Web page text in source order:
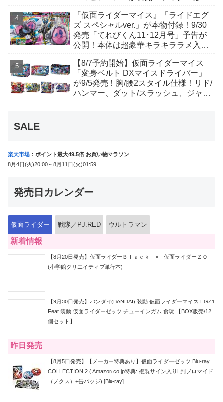
『仮面ライダーマイス』「ライドエグ
ズ スペシャルver.」が本物付録！9/30
発売「てれびくん11･12月号」予告が
公開！本体は超豪華キラキララメ入
音声が！
【8/7予約開始】仮面ライダーマイス
「変身ベルト DXマイスドライバー」
が9/5発売！胸/腰2スタイル仕様！リド/
ハンマー、ダット/スラッシュ、ジャ
SALE
楽天市場 ：ポイント最大49.5倍 お買い物マラソン
8月4日(火)20:00～8月11日(火)01:59
発売日カレンダー
仮面ライダー 戦隊／PJ.RED ウルトラマン
新着情報
【8月20日発売】仮面ライダーＢｌａｃｋ × 仮面ライダーＺＯ
(小学館クリエイティブ単行本)
【9月30日発売】バンダイ(BANDAI) 装動 仮面ライダーマイス EGZ1
Feat.装動 仮面ライダーゼッツ チューインガム 食玩 【BOX販売/12
個セット】
昨日発売
【8月5日発売】【メーカー特典あり】仮面ライダーゼッツ Blu-ray
COLLECTION 2 ( Amazon.co.jp特典: 複製サイン入りL判ブロマイド
（ノクス）+缶バッジ) [Blu-ray]